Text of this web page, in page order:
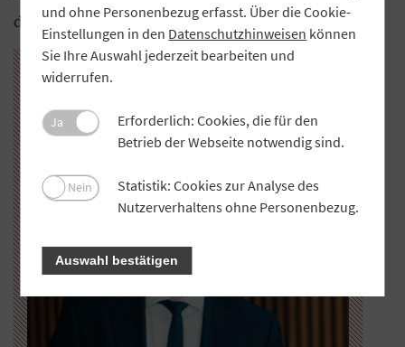
definierten Werte fallen in den Räumlichkeiten auf.
und ohne Personenbezug erfasst. Über die Cookie-
Einstellungen in den Datenschutzhinweisen können
Sie Ihre Auswahl jederzeit bearbeiten und
widerrufen.
Ja
Erforderlich: Cookies, die für den
Betrieb der Webseite notwendig sind.
Nein
Statistik: Cookies zur Analyse des
Nutzerverhaltens ohne Personenbezug.
Auswahl bestätigen